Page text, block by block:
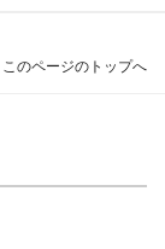
このページのトップへ